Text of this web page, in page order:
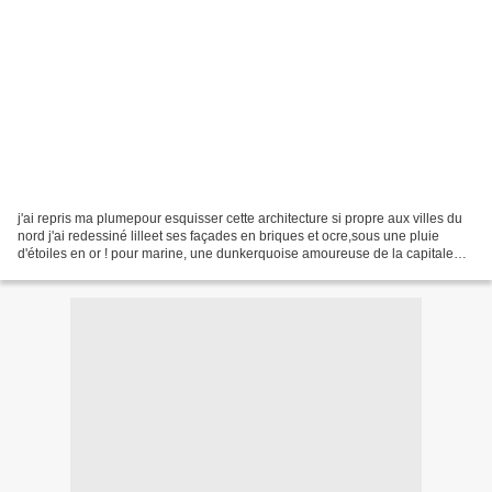
j'ai repris ma plumepour esquisser cette architecture si propre aux villes du
nord j'ai redessiné lilleet ses façades en briques et ocre,sous une pluie
d'étoiles en or ! pour marine, une dunkerquoise amoureuse de la capitale